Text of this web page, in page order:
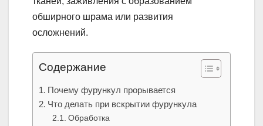
обширного шрама или развития
осложнений.
Содержание
Почему фурункул прорывается
Что делать при вскрытии фурункула
Обработка